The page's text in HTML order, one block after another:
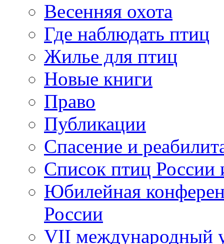
Весенняя охота
Где наблюдать птиц
Жилье для птиц
Новые книги
Право
Публикации
Спасение и
Список птиц России
Юбилейная
России
VII международный